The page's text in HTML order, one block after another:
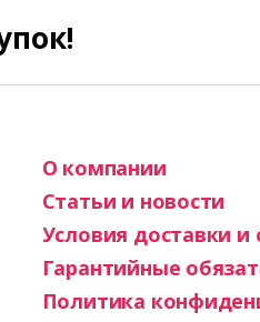
О компании
Статьи и новости
Условия доставки и
Гарантийные
Политика